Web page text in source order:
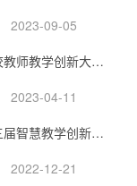
2023-09-05
建筑学院马露老师荣获安徽科技学院高校教师教学创新大赛一等奖
2023-04-11
建筑学院马露老师荣获安徽科技学院第三届智慧教学创新竞赛一等奖
2022-12-21